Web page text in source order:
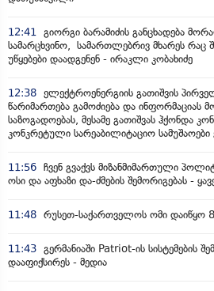
12:41
გიორგი ბარამიძის განცხადება
სამარცხვინო, სამართლებრივ მხარეს რაც
უწყებები დაადგენენ - ირაკლი კობახიძე
12:38 ელექტროენერგიის გათიშვის
წარიმართება გამოძიება და ინფორმაციას
საზოგადოებას, მესამე გათიშვას ჰქონდა
კონკრეტული სარეაბილიტაციო სამუშაოები
11:56 ჩვენ გვაქვს მიზანმიმართული
ოსი და აფხაზი და-ძმების შემორიგებას -
11:48 რუსეთ-საქართველოს ომი დაიწყო 8
11:43 გერმანიაში Patriot-ის სისტემების
დააფიქსირეს - მედია